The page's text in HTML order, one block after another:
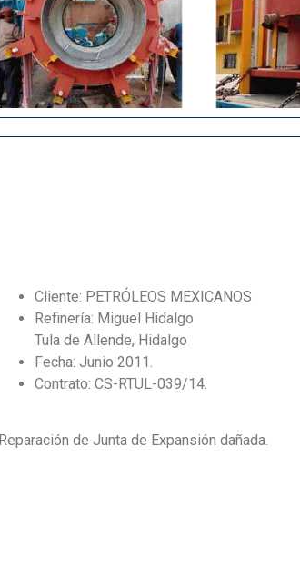
Cliente: PETRÓLEOS MEXICANOS
Refinería: Miguel Hidalgo
Tula de Allende, Hidalgo
Fecha: Junio 2011.
Contrato: CS-RTUL-039/14.
Reparación de Junta de Expansión dañada.